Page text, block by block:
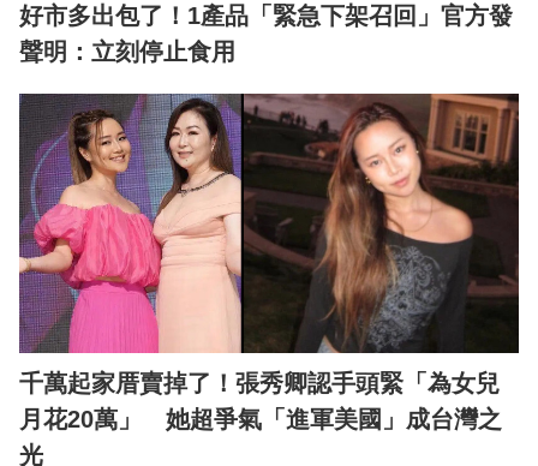
好市多出包了！1產品「緊急下架召回」官方發
聲明：立刻停止食用
千萬起家厝賣掉了！張秀卿認手頭緊「為女兒
月花20萬」 她超爭氣「進軍美國」成台灣之
光